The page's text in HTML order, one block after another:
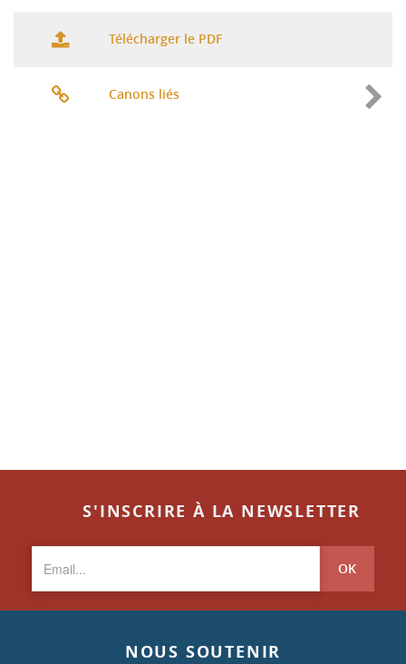
Télécharger le PDF
Canons liés
S'INSCRIRE À LA NEWSLETTER
OK
NOUS SOUTENIR